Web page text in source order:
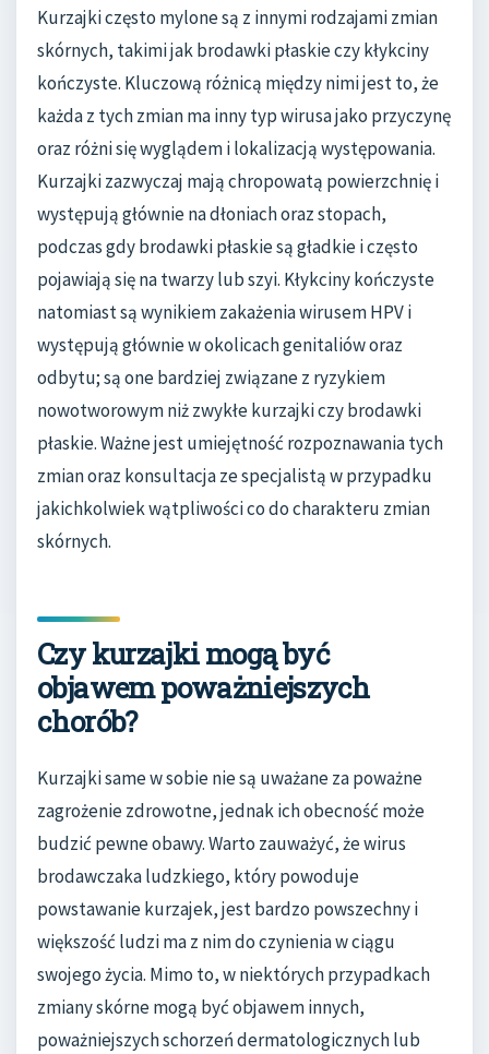
Kurzajki często mylone są z innymi rodzajami zmian
skórnych, takimi jak brodawki płaskie czy kłykciny
kończyste. Kluczową różnicą między nimi jest to, że
każda z tych zmian ma inny typ wirusa jako przyczynę
oraz różni się wyglądem i lokalizacją występowania.
Kurzajki zazwyczaj mają chropowatą powierzchnię i
występują głównie na dłoniach oraz stopach,
podczas gdy brodawki płaskie są gładkie i często
pojawiają się na twarzy lub szyi. Kłykciny kończyste
natomiast są wynikiem zakażenia wirusem HPV i
występują głównie w okolicach genitaliów oraz
odbytu; są one bardziej związane z ryzykiem
nowotworowym niż zwykłe kurzajki czy brodawki
płaskie. Ważne jest umiejętność rozpoznawania tych
zmian oraz konsultacja ze specjalistą w przypadku
jakichkolwiek wątpliwości co do charakteru zmian
skórnych.
Czy kurzajki mogą być
objawem poważniejszych
chorób?
Kurzajki same w sobie nie są uważane za poważne
zagrożenie zdrowotne, jednak ich obecność może
budzić pewne obawy. Warto zauważyć, że wirus
brodawczaka ludzkiego, który powoduje
powstawanie kurzajek, jest bardzo powszechny i
większość ludzi ma z nim do czynienia w ciągu
swojego życia. Mimo to, w niektórych przypadkach
zmiany skórne mogą być objawem innych,
poważniejszych schorzeń dermatologicznych lub